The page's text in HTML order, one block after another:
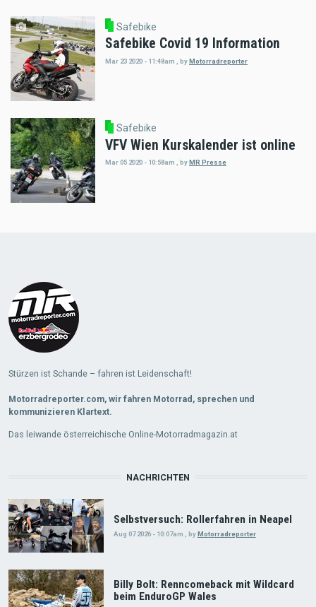
Safebike
Safebike Covid 19 Information
Mar 23 2020 - 11:48am byMotorradreporter
Safebike
VFV Wien Kurskalender ist online
Mar 05 2020 - 10:58am , by MR Presse
Stürzen ist Schande – fahren ist Leidenschaft!
Motorradreporter.com, wir fahren Motorrad, sprechen und
kommunizieren Klartext.
Das leiwande österreichische Online-Motorradmagazin.at
NACHRICHTEN
Selbstversuch: Rollerfahren in Neapel
Aug 07 2026 - 10:07am byMotorradreporter
Billy Bolt: Renncomeback mit Wildcard
beim EnduroGP Wales